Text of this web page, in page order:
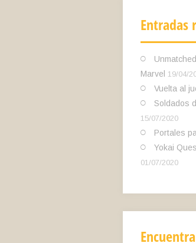
Entradas
Marvel 19/04/
Vuelta al
Soldados
15/07/2020
Portales
Yokai
01/07/2020